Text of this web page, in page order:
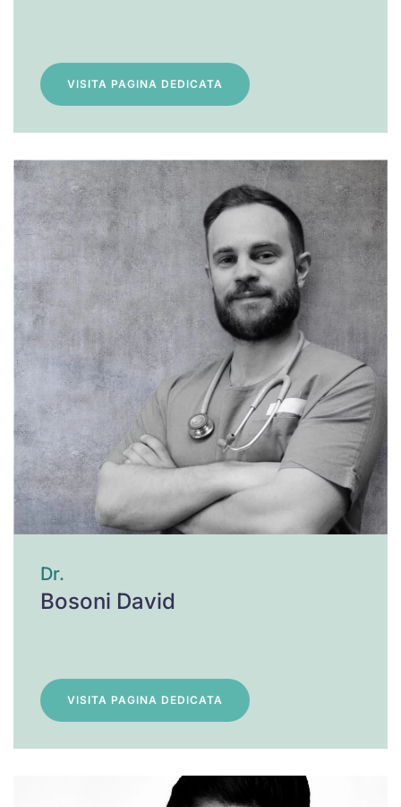
VISITA PAGINA DEDICATA
Dr.
Bosoni David
VISITA PAGINA DEDICATA